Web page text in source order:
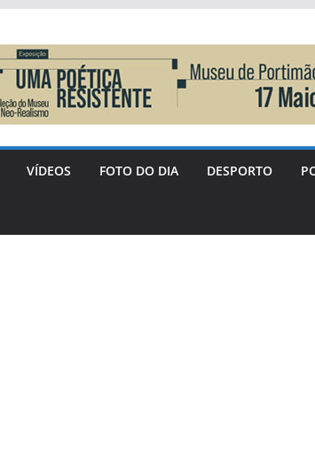
VÍDEOS FOTO DO DIA DESPORTO